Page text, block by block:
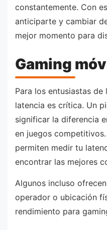
constantemente. Con
anticiparte y cambiar
mejor momento para
Gaming
Para los entusiastas
latencia es crítica. Un
significar la diferencia
en juegos
permiten medir tu
encontrar las mejores
Algunos incluso
operador o ubicación
rendimiento para